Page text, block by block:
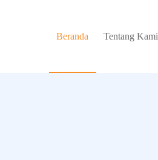
Beranda Tentang Kami